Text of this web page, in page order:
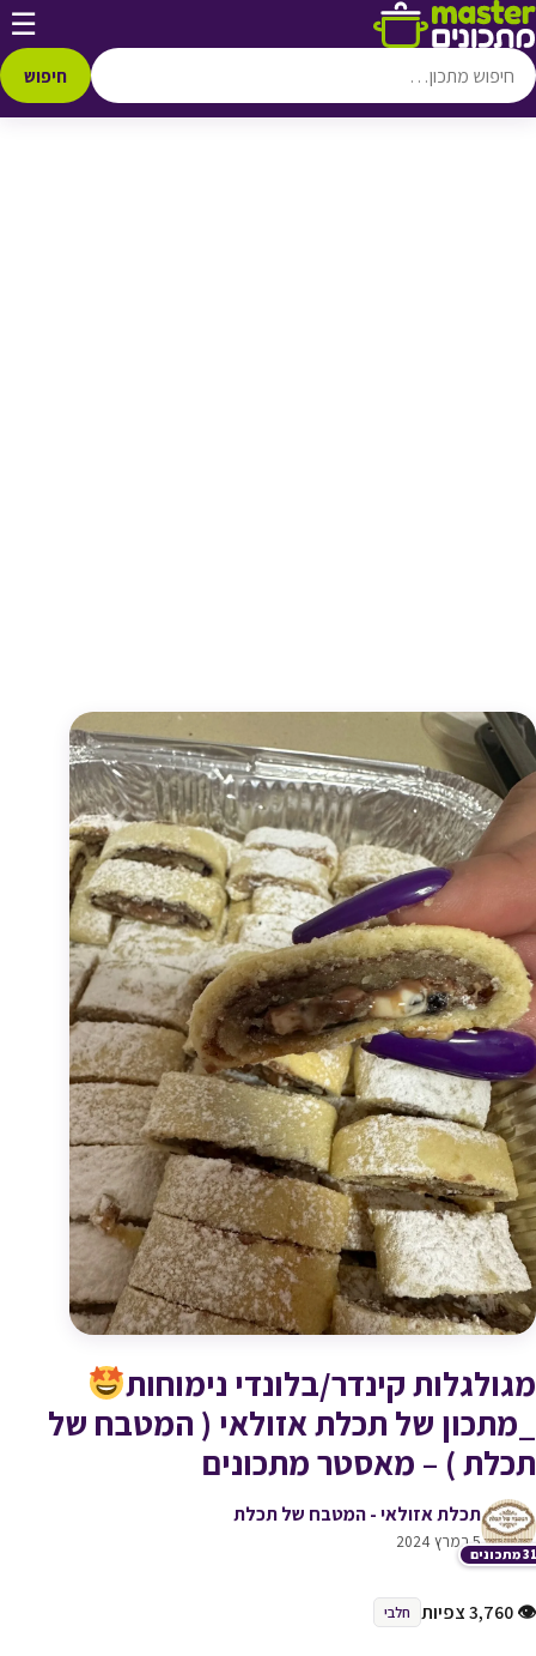
דלג לתוכן ☰
חיפוש
מגולגלות קינדר/בלונדי נימוחות
_מתכון של תכלת אזולאי ( המטבח של
תכלת ) – מאסטר מתכונים
תכלת אזולאי - המטבח של תכלת
5 במרץ 2024
♥ הוספה
👁 3,760 צפיות חלבי